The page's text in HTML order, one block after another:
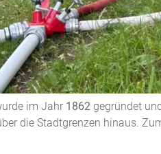
liegt inOstthüringen,
im Jahr 1862 gegründet
die Stadtgrenzen hinaus.